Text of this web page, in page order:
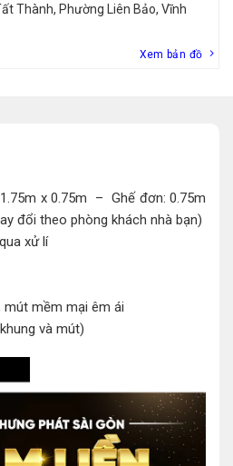
Thành, Phường Liên Bảo, Vĩnh
Xem bản đồ
x 0.75m – Ghế đơn: 0.75m
đổi theo phòng khách nhà bạn)
xử lí
mút mềm mại êm ái
và mút)